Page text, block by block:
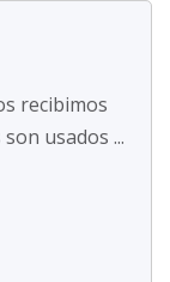
recibimos
usados ...